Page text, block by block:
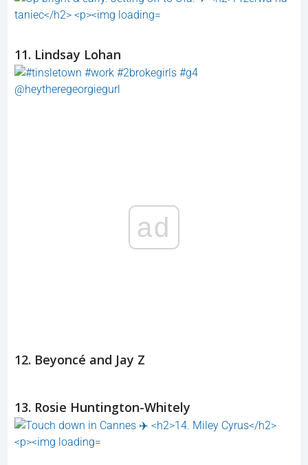
11. Lindsay Lohan
ad
12. Beyoncé and Jay Z
13. Rosie Huntington-Whitely